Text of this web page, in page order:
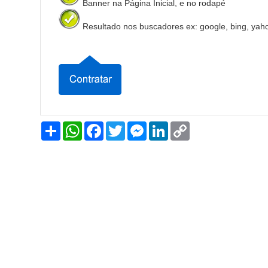
Banner na Página Inicial, e no rodapé
Resultado nos buscadores ex: google, bing,
Share WhatsAppFacebook
TwitterMessenger
LinkedIn